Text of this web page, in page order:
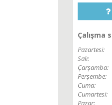
Çalışma
Pazartesi:
Salı:
Çarşamba:
Perşembe:
Cuma:
Cumartesi:
Pazar: